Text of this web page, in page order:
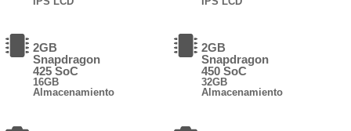
2GB
Snapdragon
425 SoC
16GB
Almacenamiento
2GB
Snapdragon
450 SoC
32GB
Almacenamiento